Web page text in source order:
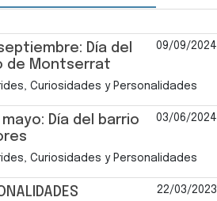
Día del
de Montserrat
09/09/2024
Curiosidades y Personalidades
mayo: Día del barrio
03/06/2024
Curiosidades y Personalidades
22/03/2023